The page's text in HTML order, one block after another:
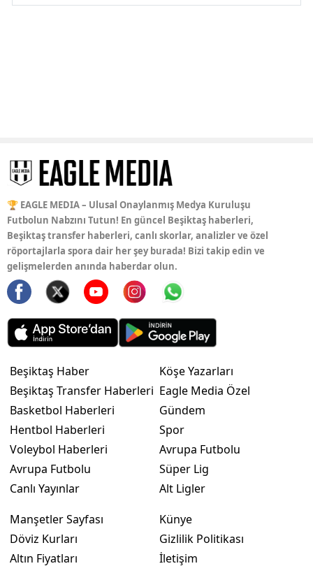
🏆 EAGLE MEDIA – Ulusal Onaylanmış Medya Kuruluşu
Futbolun Nabzını Tutun! En güncel Beşiktaş haberleri,
Beşiktaş transfer haberleri, canlı skorlar, analizler ve özel
röportajlarla spora dair her şey burada! Bizi takip edin ve
gelişmelerden anında haberdar olun.
Beşiktaş Haber
Beşiktaş Transfer Haberleri
Basketbol Haberleri
Hentbol Haberleri
Voleybol Haberleri
Avrupa Futbolu
Canlı Yayınlar
Köşe Yazarları
Eagle Media Özel
Gündem
Spor
Avrupa Futbolu
Süper Lig
Alt Ligler
Manşetler Sayfası
Döviz Kurları
Altın Fiyatları
Künye
Gizlilik Politikası
İletişim